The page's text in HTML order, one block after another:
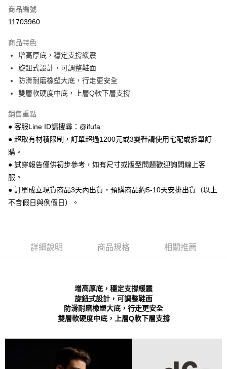
Apple Pay
悠遊付
Google Pay
全盈+PAY
相關說明
【關於「AFTEE先享後付」】
AFTEE先享後付是「在收到商品之後才付款」的支付方式。 讓您購物簡單
１．簡單：不需註冊會員、不需綁卡、不需儲值。
２．便利：只要手機號碼，簡訊認證，即可結帳。
３．安心：先確認商品／服務後，再付款。
【「AFTEE先享後付」結帳流程】
１．於結帳方式選擇「AFTEE先享後付」後，將跳轉至「AFTEE先享後付」
※ 請注意：結帳手續完成當下不需立刻繳費，但若您需要取消訂單，請聯絡
https://netprotections.freshdesk.com/support/home
１．透過由恩沛科技股份有限公司提供之「AFTEE先享後付」服務完成之交
２．關於個人資料處理事宜，請瀏覽以下網址：
https://aftee.tw/terms/#terms3
３．未成年的使用者請事先徵得法定代理人或監護人之同意方可使用
ATM付款
運送方式
全家 取貨付款
每筆NT$70，滿NT$999(含以上)免運費
付款後 全家取貨
每筆NT$70，滿NT$999(含以上)免運費
每筆NT$90，滿NT$999(含以上)免運費
海外宅配 查看運費
商品編號
11703960
商品特色
增高厚底，穩定支撐緩震
旋鈕式設計，可調整鞋面
防滑耐磨橡塑大底，行走更安全
雙層軟硬度中底，上層Q軟下層支撐
銷售重點
● 客服Line ID請搜尋：@ifufa
● 超取有材積限制，訂單超過1200元或3雙鞋請使用宅配或拆單訂
購。
● 試穿報告僅供初步參考，如有尺寸或版型問題歡迎詢問線上客
服。
● 訂單成立現貨商品3天內出貨，預購商品約5-10天安排出貨（以上
不含假日與例假日）。
詳細說明 商品規格 相關推薦
增高厚底，穩定支撐緩震
旋鈕式設計，可調整鞋面
防滑耐磨橡塑大底，行走更安全
雙層軟硬度中底，上層Q軟下層支撐